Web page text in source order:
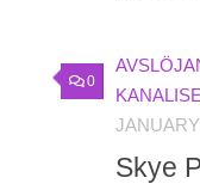
0
Skye